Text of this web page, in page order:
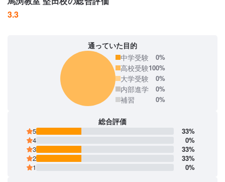
3.3
通っていた目的
中学受験
0%
高校受験100%
大学受験 0%
内部進学 0%
補習 0%
総合評価
5
33%
4
0%
3
33%
2
33%
1
0%